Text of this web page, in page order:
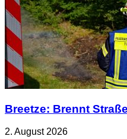
Breetze: Brennt
2. August 2026